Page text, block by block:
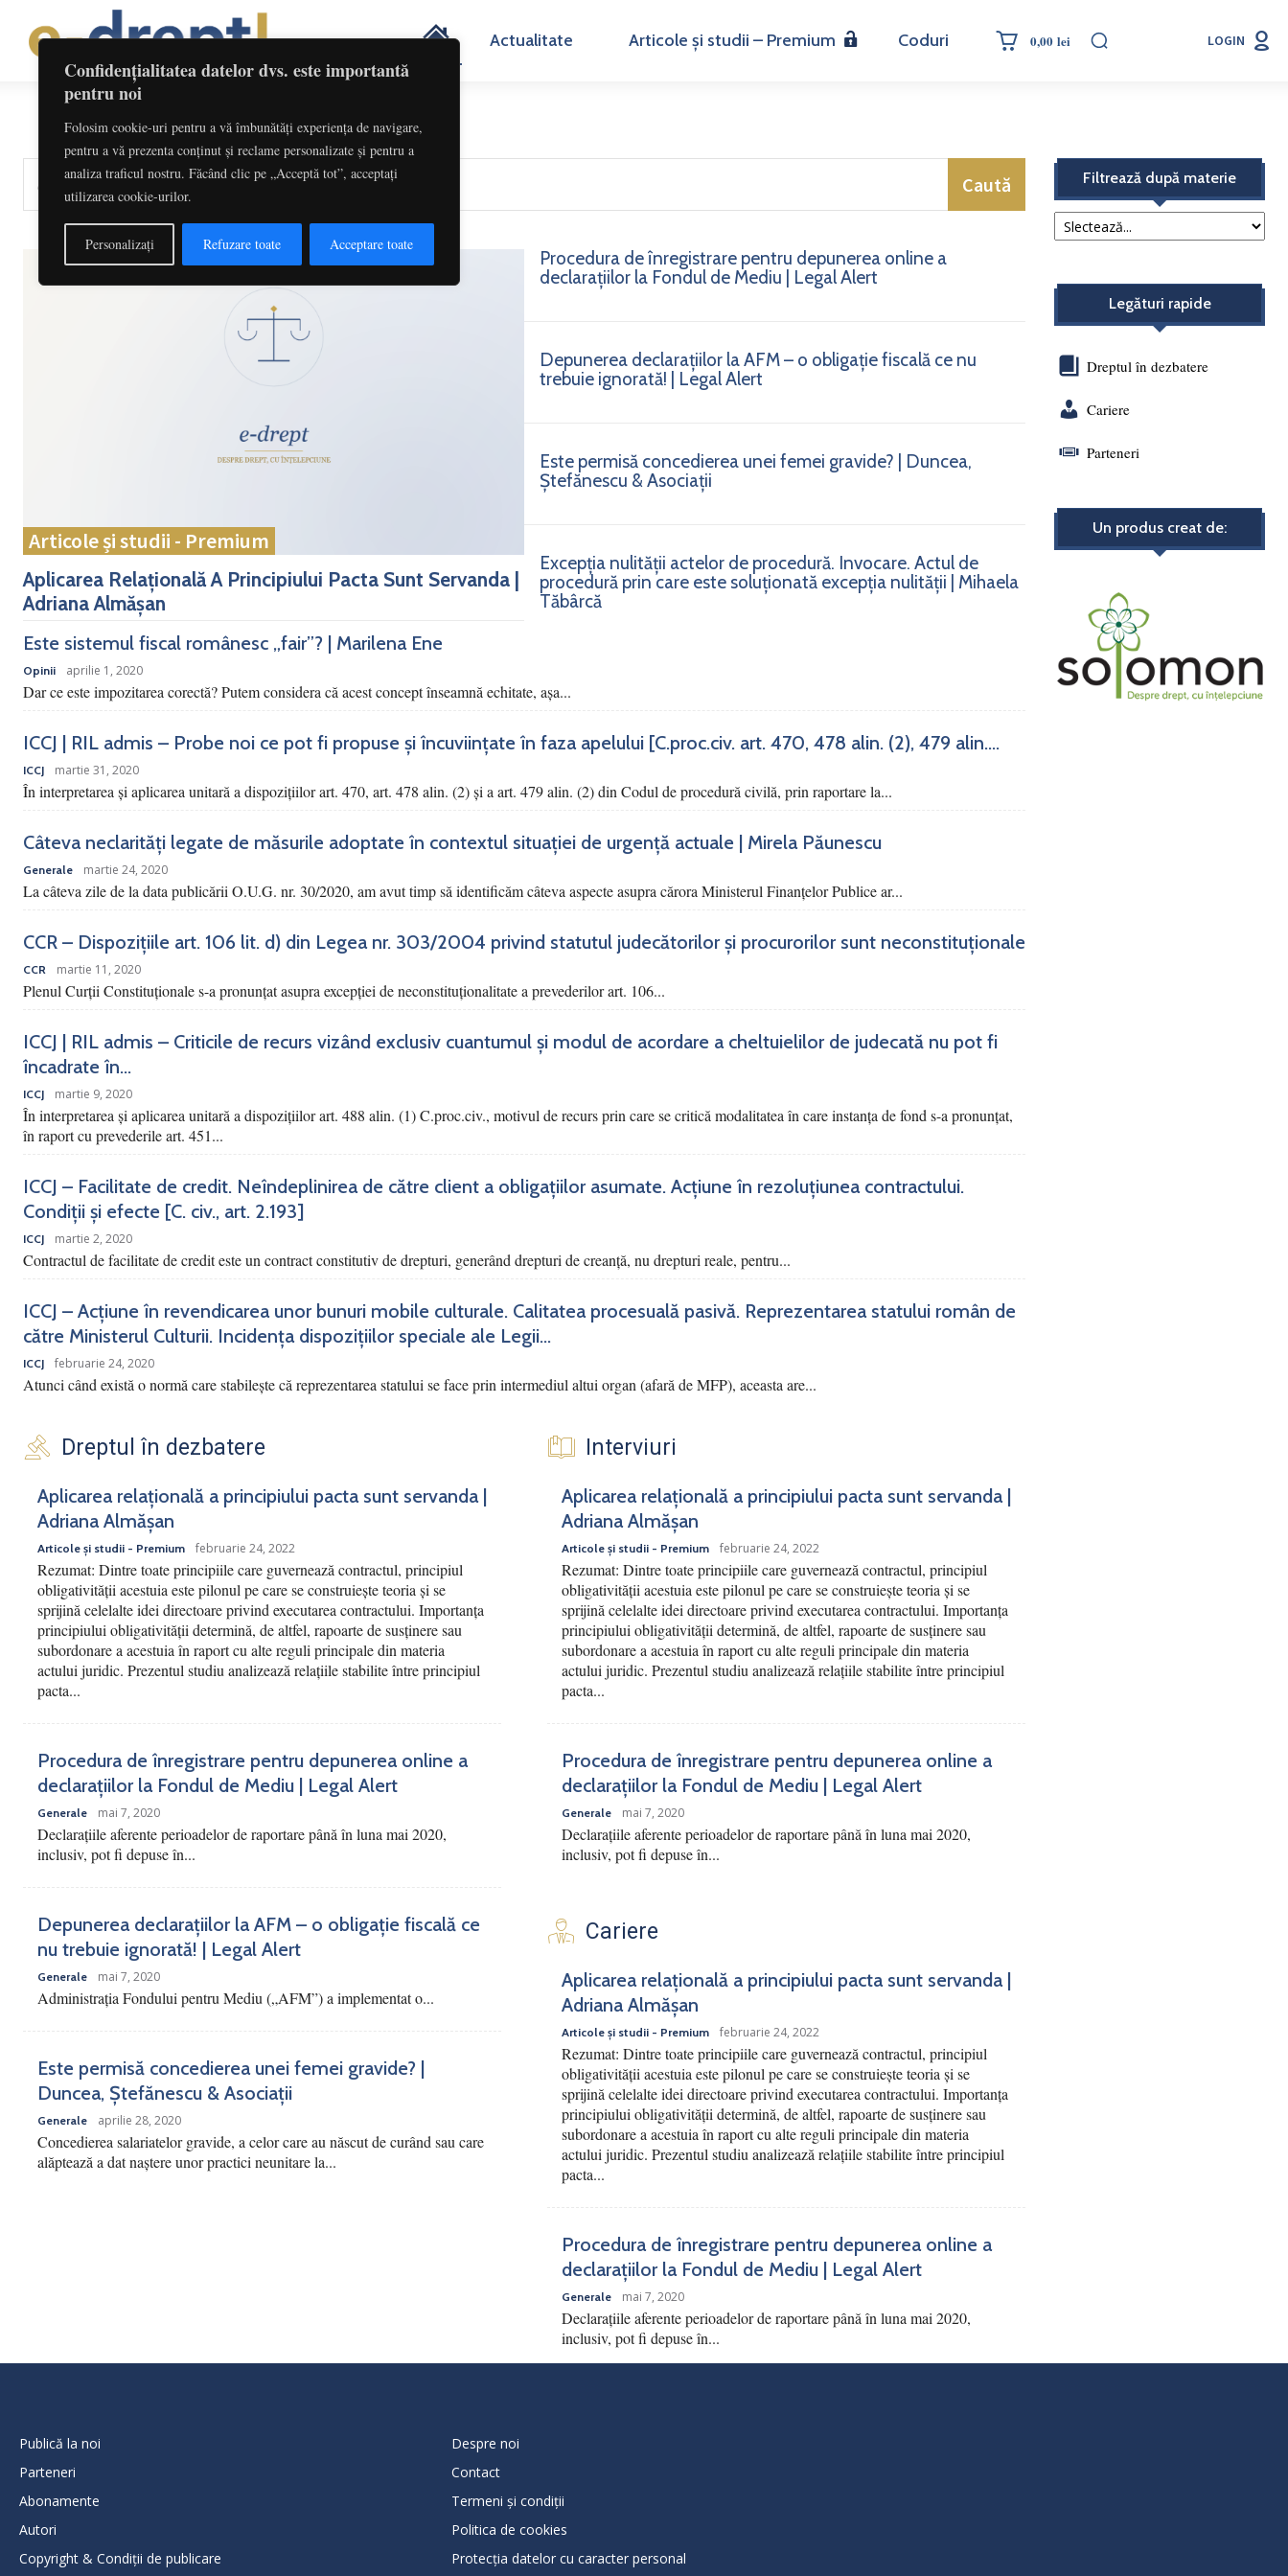
Confidențialitatea datelor dvs. este importantă
pentru noi
Folosim cookie-uri pentru a vă îmbunătăți experiența de navigare,
pentru a vă prezenta conținut și reclame personalizate și pentru a
analiza traficul nostru. Făcând clic pe „Acceptă tot”, acceptați
utilizarea cookie-urilor.
Personalizați Refuzare toate Acceptare toate
H Actualitate Articole și studii – Premium Coduri 0,00 lei LOGIN
cuvinte-cheie, titlu articol, autor Caută
Articole și studii - Premium
Aplicarea Relațională A Principiului Pacta Sunt Servanda |
Adriana Almășan
Procedura de înregistrare pentru depunerea online a
declarațiilor la Fondul de Mediu | Legal Alert
Depunerea declarațiilor la AFM – o obligație fiscală ce nu
trebuie ignorată! | Legal Alert
Este permisă concedierea unei femei gravide? | Duncea,
Ștefănescu & Asociații
Excepția nulității actelor de procedură. Invocare. Actul de
procedură prin care este soluționată excepția nulității | Mihaela
Tăbârcă
Este sistemul fiscal românesc „fair”? | Marilena Ene
Opinii aprilie 1, 2020
Dar ce este impozitarea corectă? Putem considera că acest concept înseamnă echitate, așa...
ICCJ | RIL admis – Probe noi ce pot fi propuse și încuviințate în faza apelului [C.proc.civ. art. 470, 478 alin. (2), 479 alin....
ICCJ martie 31, 2020
În interpretarea şi aplicarea unitară a dispoziţiilor art. 470, art. 478 alin. (2) şi a art. 479 alin. (2) din Codul de procedură civilă, prin raportare la...
Câteva neclarități legate de măsurile adoptate în contextul situației de urgență actuale | Mirela Păunescu
Generale martie 24, 2020
La câteva zile de la data publicării O.U.G. nr. 30/2020, am avut timp să identificăm câteva aspecte asupra cărora Ministerul Finanțelor Publice ar...
CCR – Dispozițiile art. 106 lit. d) din Legea nr. 303/2004 privind statutul judecătorilor și procurorilor sunt neconstituționale
CCR martie 11, 2020
Plenul Curții Constituționale s-a pronunțat asupra excepției de neconstituționalitate a prevederilor art. 106...
ICCJ | RIL admis – Criticile de recurs vizând exclusiv cuantumul și modul de acordare a cheltuielilor de judecată nu pot fi
încadrate în...
ICCJ martie 9, 2020
În interpretarea și aplicarea unitară a dispozițiilor art. 488 alin. (1) C.proc.civ., motivul de recurs prin care se critică modalitatea în care instanța de fond s-a pronunțat,
în raport cu prevederile art. 451...
ICCJ – Facilitate de credit. Neîndeplinirea de către client a obligațiilor asumate. Acțiune în rezoluțiunea contractului.
Condiții și efecte [C. civ., art. 2.193]
ICCJ martie 2, 2020
Contractul de facilitate de credit este un contract constitutiv de drepturi, generând drepturi de creanță, nu drepturi reale, pentru...
ICCJ – Acțiune în revendicarea unor bunuri mobile culturale. Calitatea procesuală pasivă. Reprezentarea statului român de
către Ministerul Culturii. Incidența dispozițiilor speciale ale Legii...
ICCJ februarie 24, 2020
Atunci când există o normă care stabilește că reprezentarea statului se face prin intermediul altui organ (afară de MFP), aceasta are...
Dreptul în dezbatere
Aplicarea relațională a principiului pacta sunt servanda |
Adriana Almășan
Articole și studii - Premium februarie 24, 2022
Rezumat: Dintre toate principiile care guvernează contractul, principiul
obligativității acestuia este pilonul pe care se construiește teoria și se
sprijină celelalte idei directoare privind executarea contractului. Importanța
principiului obligativității determină, de altfel, rapoarte de susținere sau
subordonare a acestuia în raport cu alte reguli principale din materia
actului juridic. Prezentul studiu analizează relațiile stabilite între principiul
pacta...
Procedura de înregistrare pentru depunerea online a
declarațiilor la Fondul de Mediu | Legal Alert
Generale mai 7, 2020
Declarațiile aferente perioadelor de raportare până în luna mai 2020,
inclusiv, pot fi depuse în...
Depunerea declarațiilor la AFM – o obligație fiscală ce
nu trebuie ignorată! | Legal Alert
Generale mai 7, 2020
Administrația Fondului pentru Mediu („AFM”) a implementat o...
Este permisă concedierea unei femei gravide? |
Duncea, Ștefănescu & Asociații
Generale aprilie 28, 2020
Concedierea salariatelor gravide, a celor care au născut de curând sau care
alăptează a dat naștere unor practici neunitare la...
Interviuri
Aplicarea relațională a principiului pacta sunt servanda |
Adriana Almășan
Articole și studii - Premium februarie 24, 2022
Rezumat: Dintre toate principiile care guvernează contractul, principiul
obligativității acestuia este pilonul pe care se construiește teoria și se
sprijină celelalte idei directoare privind executarea contractului. Importanța
principiului obligativității determină, de altfel, rapoarte de susținere sau
subordonare a acestuia în raport cu alte reguli principale din materia
actului juridic. Prezentul studiu analizează relațiile stabilite între principiul
pacta...
Procedura de înregistrare pentru depunerea online a
declarațiilor la Fondul de Mediu | Legal Alert
Generale mai 7, 2020
Declarațiile aferente perioadelor de raportare până în luna mai 2020,
inclusiv, pot fi depuse în...
Cariere
Aplicarea relațională a principiului pacta sunt servanda |
Adriana Almășan
Articole și studii - Premium februarie 24, 2022
Rezumat: Dintre toate principiile care guvernează contractul, principiul
obligativității acestuia este pilonul pe care se construiește teoria și se
sprijină celelalte idei directoare privind executarea contractului. Importanța
principiului obligativității determină, de altfel, rapoarte de susținere sau
subordonare a acestuia în raport cu alte reguli principale din materia
actului juridic. Prezentul studiu analizează relațiile stabilite între principiul
pacta...
Procedura de înregistrare pentru depunerea online a
declarațiilor la Fondul de Mediu | Legal Alert
Generale mai 7, 2020
Declarațiile aferente perioadelor de raportare până în luna mai 2020,
inclusiv, pot fi depuse în...
Filtrează după materie
Legături rapide
Dreptul în dezbatere
Cariere
Parteneri
Un produs creat de:
Publică la noi
Parteneri
Abonamente
Autori
Copyright & Condiții de publicare
Despre noi
Contact
Termeni și condiții
Politica de cookies
Protecţia datelor cu caracter personal